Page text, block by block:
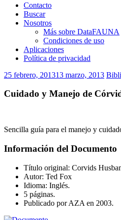
Contacto
Buscar
Nosotros
Más sobre DataFAUNA
Condiciones de uso
Aplicaciones
Política de privacidad
25 febrero, 201313 marzo, 2013
Cuidado y Manejo de
Sencilla guía para el manejo y
Información del Documento
Título original: Corvids
Autor: Ted Fox
Idioma: Inglés.
5 páginas.
Publicado por AZA en 2003.